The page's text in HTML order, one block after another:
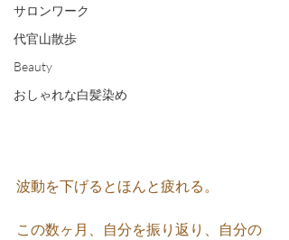
サロンワーク
代官山散歩
Beauty
おしゃれな白髪染め
波動を下げるとほんと疲れる。
この数ヶ月、自分を振り返り、自分の